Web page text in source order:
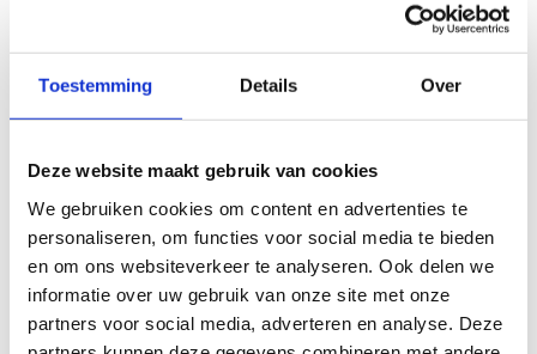
Toestemming Details Over
Deze website maakt gebruik van cookies
We gebruiken cookies om content en advertenties te
personaliseren, om functies voor social media te bieden
en om ons websiteverkeer te analyseren. Ook delen we
informatie over uw gebruik van onze site met onze
partners voor social media, adverteren en analyse. Deze
Een top acht-notering is het grote doel in Quiberon. “In
een mixed relay spelen heel veel factoren mee, het kan
echt alle kanten op”, vervolgt Dijkshoorn. “De top acht is
podium komen. Iedereen is fit en wat voor mij net zo
belangrijk is, is dat de sfeer goed is. Dat is hét
fundament om als team goed te kunnen presteren. Dat
was vorige week tijdens het EK in Tarragona ook goed